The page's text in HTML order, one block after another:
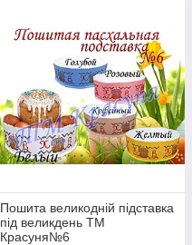
Пошита великодній підставка
під великдень ТМ
Красуня№6